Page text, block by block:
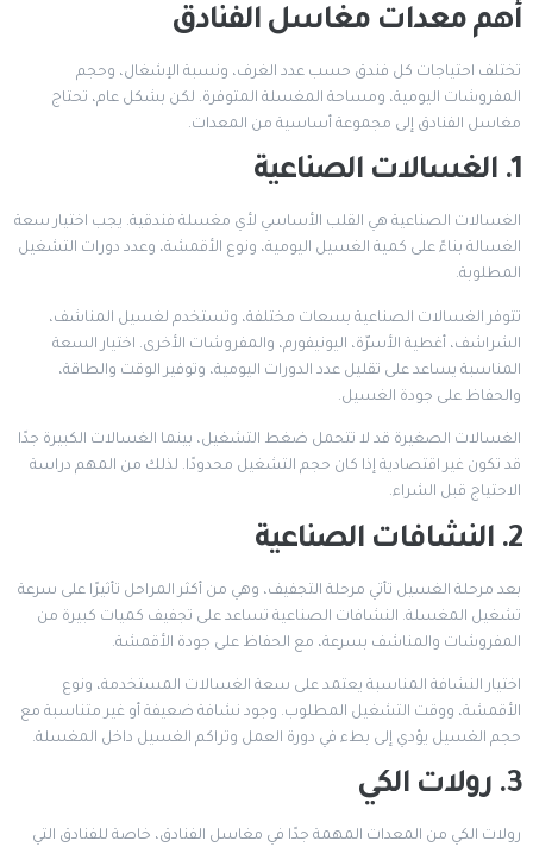
أهم معدات مغاسل الفنادق
تختلف احتياجات كل فندق حسب عدد الغرف، ونسبة الإشغال، وحجم
المفروشات اليومية، ومساحة المغسلة المتوفرة. لكن بشكل عام، تحتاج
مغاسل الفنادق إلى مجموعة أساسية من المعدات.
1. الغسالات الصناعية
الغسالات الصناعية هي القلب الأساسي لأي مغسلة فندقية. يجب اختيار سعة
الغسالة بناءً على كمية الغسيل اليومية، ونوع الأقمشة، وعدد دورات التشغيل
المطلوبة.
تتوفر الغسالات الصناعية بسعات مختلفة، وتستخدم لغسيل المناشف،
الشراشف، أغطية الأسرّة، اليونيفورم، والمفروشات الأخرى. اختيار السعة
المناسبة يساعد على تقليل عدد الدورات اليومية، وتوفير الوقت والطاقة،
والحفاظ على جودة الغسيل.
الغسالات الصغيرة قد لا تتحمل ضغط التشغيل، بينما الغسالات الكبيرة جدًا
قد تكون غير اقتصادية إذا كان حجم التشغيل محدودًا. لذلك من المهم دراسة
الاحتياج قبل الشراء.
2. النشافات الصناعية
بعد مرحلة الغسيل تأتي مرحلة التجفيف، وهي من أكثر المراحل تأثيرًا على سرعة
تشغيل المغسلة. النشافات الصناعية تساعد على تجفيف كميات كبيرة من
المفروشات والمناشف بسرعة، مع الحفاظ على جودة الأقمشة.
اختيار النشافة المناسبة يعتمد على سعة الغسالات المستخدمة، ونوع
الأقمشة، ووقت التشغيل المطلوب. وجود نشافة ضعيفة أو غير متناسبة مع
حجم الغسيل يؤدي إلى بطء في دورة العمل وتراكم الغسيل داخل المغسلة.
3. رولات الكي
رولات الكي من المعدات المهمة جدًا في مغاسل الفنادق، خاصة للفنادق التي